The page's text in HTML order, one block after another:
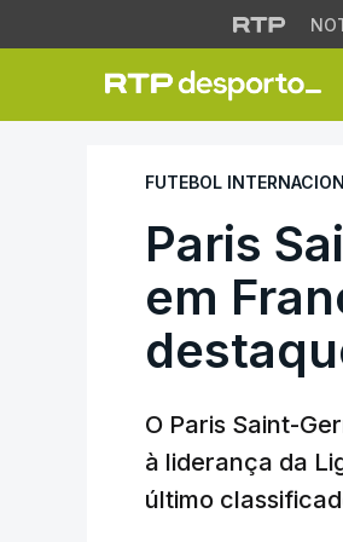
Paris
FUTEBOL
Paris
em
O Paris Saint-
à liderança da
último